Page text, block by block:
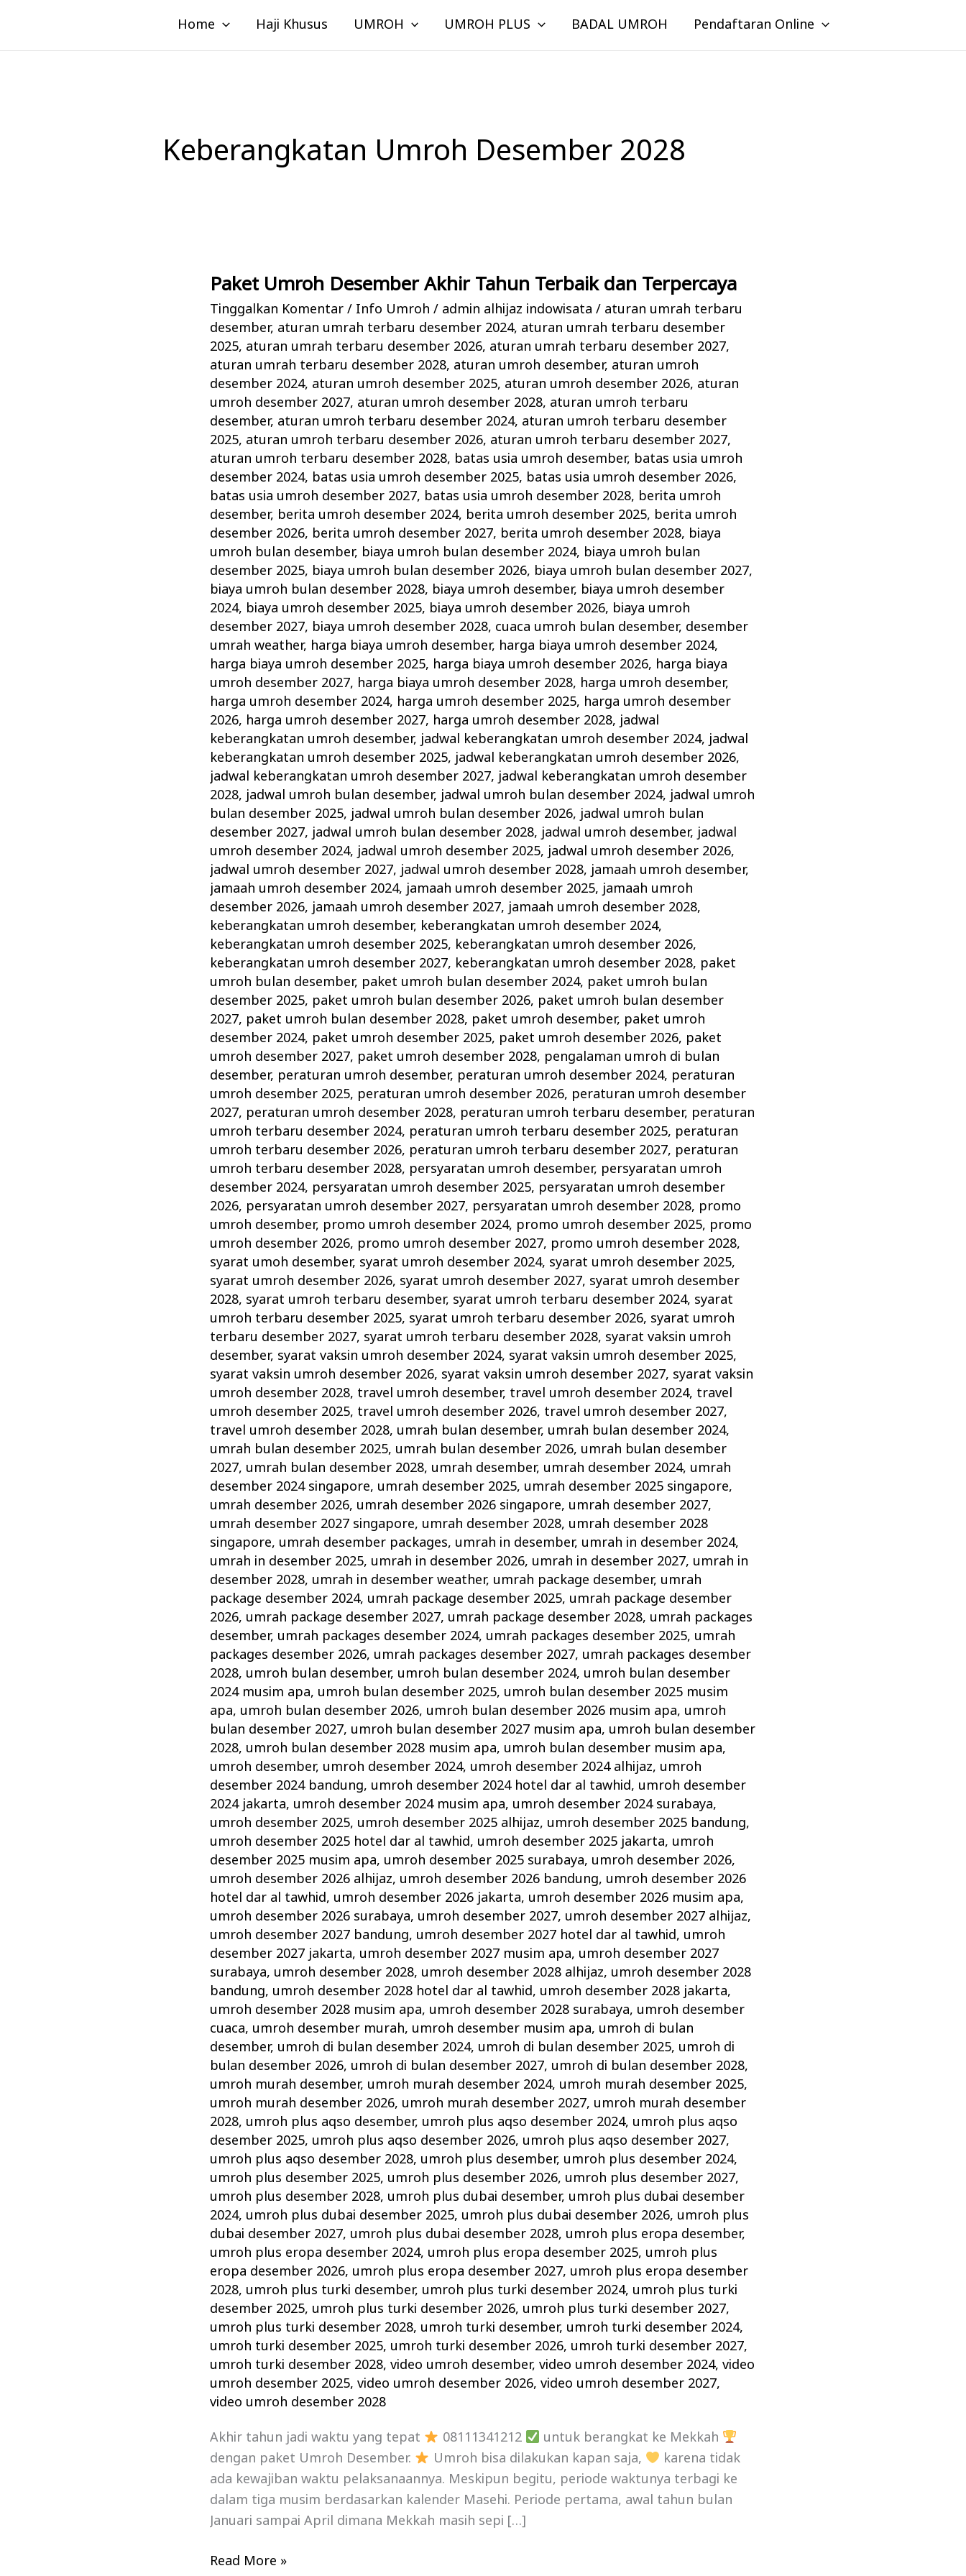
konten
Home Haji Khusus UMROH UMROH PLUS BADAL UMROH Pendaftaran Online
Keberangkatan Umroh Desember 2028
Paket Umroh Desember Akhir Tahun Terbaik dan Terpercaya
Tinggalkan Komentar / Info Umroh / admin alhijaz indowisata/ aturan umrah terbaru
desember, aturan umrah terbaru desember 2024, aturan umrah terbaru desember
2025, aturan umrah terbaru desember 2026, aturan umrah terbaru desember 2027,
aturan umrah terbaru desember 2028, aturan umroh desember, aturan umroh
desember 2024, aturan umroh desember 2025, aturan umroh desember 2026, aturan
umroh desember 2027, aturan umroh desember 2028, aturan umroh terbaru
desember, aturan umroh terbaru desember 2024, aturan umroh terbaru desember
2025, aturan umroh terbaru desember 2026, aturan umroh terbaru desember 2027,
aturan umroh terbaru desember 2028, batas usia umroh desember, batas usia umroh
desember 2024, batas usia umroh desember 2025, batas usia umroh desember 2026,
batas usia umroh desember 2027, batas usia umroh desember 2028, berita umroh
desember, berita umroh desember 2024, berita umroh desember 2025, berita umroh
desember 2026, berita umroh desember 2027, berita umroh desember 2028, biaya
umroh bulan desember, biaya umroh bulan desember 2024, biaya umroh bulan
desember 2025, biaya umroh bulan desember 2026, biaya umroh bulan desember 2027,
biaya umroh bulan desember 2028, biaya umroh desember, biaya umroh desember
2024, biaya umroh desember 2025, biaya umroh desember 2026, biaya umroh
desember 2027, biaya umroh desember 2028, cuaca umroh bulan desember, desember
umrah weather, harga biaya umroh desember, harga biaya umroh desember 2024,
harga biaya umroh desember 2025, harga biaya umroh desember 2026, harga biaya
umroh desember 2027, harga biaya umroh desember 2028, harga umroh desember,
harga umroh desember 2024, harga umroh desember 2025, harga umroh desember
2026, harga umroh desember 2027, harga umroh desember 2028, jadwal
keberangkatan umroh desember, jadwal keberangkatan umroh desember 2024, jadwal
keberangkatan umroh desember 2025, jadwal keberangkatan umroh desember 2026,
jadwal keberangkatan umroh desember 2027, jadwal keberangkatan umroh desember
2028, jadwal umroh bulan desember, jadwal umroh bulan desember 2024, jadwal umroh
bulan desember 2025, jadwal umroh bulan desember 2026, jadwal umroh bulan
desember 2027, jadwal umroh bulan desember 2028, jadwal umroh desember, jadwal
umroh desember 2024, jadwal umroh desember 2025, jadwal umroh desember 2026,
jadwal umroh desember 2027, jadwal umroh desember 2028, jamaah umroh desember,
jamaah umroh desember 2024, jamaah umroh desember 2025, jamaah umroh
desember 2026, jamaah umroh desember 2027, jamaah umroh desember 2028,
keberangkatan umroh desember, keberangkatan umroh desember 2024,
keberangkatan umroh desember 2025, keberangkatan umroh desember 2026,
keberangkatan umroh desember 2027, keberangkatan umroh desember 2028, paket
umroh bulan desember, paket umroh bulan desember 2024, paket umroh bulan
desember 2025, paket umroh bulan desember 2026, paket umroh bulan desember
2027, paket umroh bulan desember 2028, paket umroh desember, paket umroh
desember 2024, paket umroh desember 2025, paket umroh desember 2026, paket
umroh desember 2027, paket umroh desember 2028, pengalaman umroh di bulan
desember, peraturan umroh desember, peraturan umroh desember 2024, peraturan
umroh desember 2025, peraturan umroh desember 2026, peraturan umroh desember
2027, peraturan umroh desember 2028, peraturan umroh terbaru desember, peraturan
umroh terbaru desember 2024, peraturan umroh terbaru desember 2025, peraturan
umroh terbaru desember 2026, peraturan umroh terbaru desember 2027, peraturan
umroh terbaru desember 2028, persyaratan umroh desember, persyaratan umroh
desember 2024, persyaratan umroh desember 2025, persyaratan umroh desember
2026, persyaratan umroh desember 2027, persyaratan umroh desember 2028, promo
umroh desember, promo umroh desember 2024, promo umroh desember 2025, promo
umroh desember 2026, promo umroh desember 2027, promo umroh desember 2028,
syarat umoh desember, syarat umroh desember 2024, syarat umroh desember 2025,
syarat umroh desember 2026, syarat umroh desember 2027, syarat umroh desember
2028, syarat umroh terbaru desember, syarat umroh terbaru desember 2024, syarat
umroh terbaru desember 2025, syarat umroh terbaru desember 2026, syarat umroh
terbaru desember 2027, syarat umroh terbaru desember 2028, syarat vaksin umroh
desember, syarat vaksin umroh desember 2024, syarat vaksin umroh desember 2025,
syarat vaksin umroh desember 2026, syarat vaksin umroh desember 2027, syarat vaksin
umroh desember 2028, travel umroh desember, travel umroh desember 2024, travel
umroh desember 2025, travel umroh desember 2026, travel umroh desember 2027,
travel umroh desember 2028, umrah bulan desember, umrah bulan desember 2024,
umrah bulan desember 2025, umrah bulan desember 2026, umrah bulan desember
2027, umrah bulan desember 2028, umrah desember, umrah desember 2024, umrah
desember 2024 singapore, umrah desember 2025, umrah desember 2025 singapore,
umrah desember 2026, umrah desember 2026 singapore, umrah desember 2027,
umrah desember 2027 singapore, umrah desember 2028, umrah desember 2028
singapore, umrah desember packages, umrah in desember, umrah in desember 2024,
umrah in desember 2025, umrah in desember 2026, umrah in desember 2027, umrah in
desember 2028, umrah in desember weather, umrah package desember, umrah
package desember 2024, umrah package desember 2025, umrah package desember
2026, umrah package desember 2027, umrah package desember 2028, umrah packages
desember, umrah packages desember 2024, umrah packages desember 2025, umrah
packages desember 2026, umrah packages desember 2027, umrah packages desember
2028, umroh bulan desember, umroh bulan desember 2024, umroh bulan desember
2024 musim apa, umroh bulan desember 2025, umroh bulan desember 2025 musim
apa, umroh bulan desember 2026, umroh bulan desember 2026 musim apa, umroh
bulan desember 2027, umroh bulan desember 2027 musim apa, umroh bulan desember
2028, umroh bulan desember 2028 musim apa, umroh bulan desember musim apa,
umroh desember, umroh desember 2024, umroh desember 2024 alhijaz, umroh
desember 2024 bandung, umroh desember 2024 hotel dar al tawhid, umroh desember
2024 jakarta, umroh desember 2024 musim apa, umroh desember 2024 surabaya,
umroh desember 2025, umroh desember 2025 alhijaz, umroh desember 2025 bandung,
umroh desember 2025 hotel dar al tawhid, umroh desember 2025 jakarta, umroh
desember 2025 musim apa, umroh desember 2025 surabaya, umroh desember 2026,
umroh desember 2026 alhijaz, umroh desember 2026 bandung, umroh desember 2026
hotel dar al tawhid, umroh desember 2026 jakarta, umroh desember 2026 musim apa,
umroh desember 2026 surabaya, umroh desember 2027, umroh desember 2027 alhijaz,
umroh desember 2027 bandung, umroh desember 2027 hotel dar al tawhid, umroh
desember 2027 jakarta, umroh desember 2027 musim apa, umroh desember 2027
surabaya, umroh desember 2028, umroh desember 2028 alhijaz, umroh desember 2028
bandung, umroh desember 2028 hotel dar al tawhid, umroh desember 2028 jakarta,
umroh desember 2028 musim apa, umroh desember 2028 surabaya, umroh desember
cuaca, umroh desember murah, umroh desember musim apa, umroh di bulan
desember, umroh di bulan desember 2024, umroh di bulan desember 2025, umroh di
bulan desember 2026, umroh di bulan desember 2027, umroh di bulan desember 2028,
umroh murah desember, umroh murah desember 2024, umroh murah desember 2025,
umroh murah desember 2026, umroh murah desember 2027, umroh murah desember
2028, umroh plus aqso desember, umroh plus aqso desember 2024, umroh plus aqso
desember 2025, umroh plus aqso desember 2026, umroh plus aqso desember 2027,
umroh plus aqso desember 2028, umroh plus desember, umroh plus desember 2024,
umroh plus desember 2025, umroh plus desember 2026, umroh plus desember 2027,
umroh plus desember 2028, umroh plus dubai desember, umroh plus dubai desember
2024, umroh plus dubai desember 2025, umroh plus dubai desember 2026, umroh plus
dubai desember 2027, umroh plus dubai desember 2028, umroh plus eropa desember,
umroh plus eropa desember 2024, umroh plus eropa desember 2025, umroh plus
eropa desember 2026, umroh plus eropa desember 2027, umroh plus eropa desember
2028, umroh plus turki desember, umroh plus turki desember 2024, umroh plus turki
desember 2025, umroh plus turki desember 2026, umroh plus turki desember 2027,
umroh plus turki desember 2028, umroh turki desember, umroh turki desember 2024,
umroh turki desember 2025, umroh turki desember 2026, umroh turki desember 2027,
umroh turki desember 2028,video umroh desember,video umroh desember 2024,video
umroh desember 2025,video umroh desember 2026,video umroh desember 2027,
video umroh desember 2028
Akhir tahun jadi waktu yang tepat 08111341212
untuk berangkat ke Mekkah
dengan paket Umroh Desember.
Umroh bisa dilakukan kapan saja,
karena tidak
ada kewajiban waktu pelaksanaannya. Meskipun begitu, periode waktunya terbagi ke
dalam tiga musim berdasarkan kalender Masehi. Periode pertama, awal tahun bulan
Januari sampai April dimana Mekkah masih sepi […]
Paket
Umroh
Desember
Akhir
Tahun
Terbaik
dan
Terpercaya
Read More »